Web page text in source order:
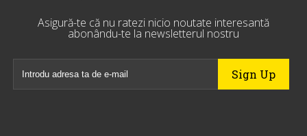
Asigură-te că nu ratezi nicio noutate interesantă
abonându-te la newsletterul nostru